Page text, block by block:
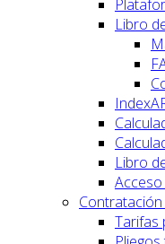
Libro
Libro
Tarifas